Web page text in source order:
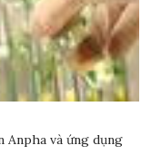
và ứng dụng